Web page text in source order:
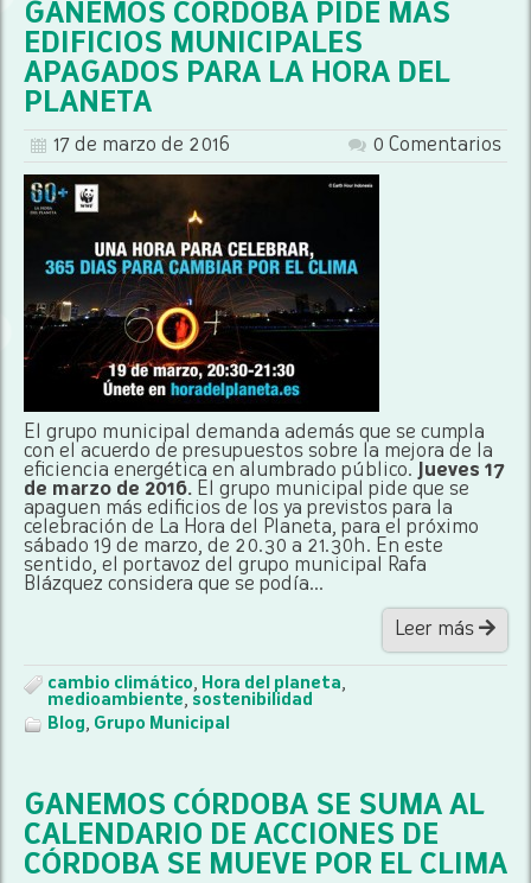
GANEMOS CÓRDOBA PIDE MÁS
EDIFICIOS MUNICIPALES
APAGADOS PARA LA HORA DEL
PLANETA
17 de marzo de 2016 0 Comentarios
El grupo municipal demanda además que se cumpla
con el acuerdo de presupuestos sobre la mejora de la
eficiencia energética en alumbrado público. Jueves 17
de marzo de 2016. El grupo municipal pide que se
apaguen más edificios de los ya previstos para la
celebración de La Hora del Planeta, para el próximo
sábado 19 de marzo, de 20.30 a 21.30h. En este
sentido, el portavoz del grupo municipal Rafa
Blázquez considera que se podía...
Leer más
cambio climático, Hora del planeta,
medioambiente, sostenibilidad
Blog, Grupo Municipal
GANEMOS CÓRDOBA SE SUMA AL
CALENDARIO DE ACCIONES DE
CÓRDOBA SE MUEVE POR EL CLIMA